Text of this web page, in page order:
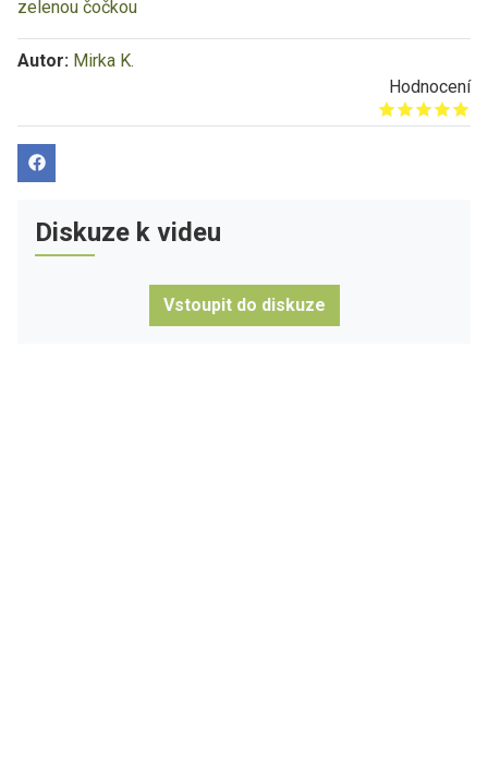
zelenou čočkou
Autor: Mirka K.
Hodnocení
Give it 1/5
Give it 2/5
Give it 3/5
Give it 4/5
Give it 5/5
Diskuze k videu
Vstoupit do diskuze